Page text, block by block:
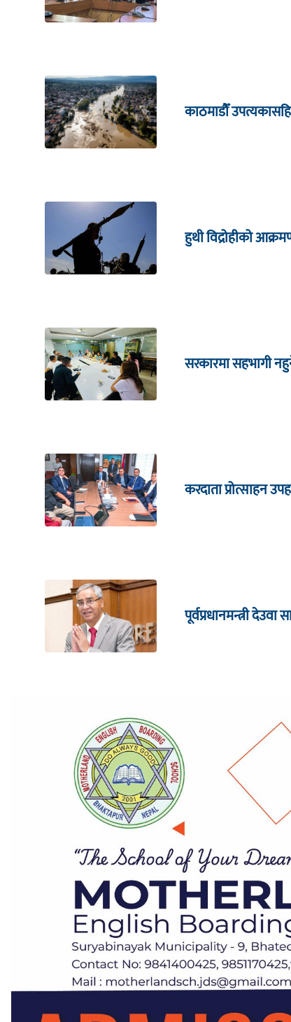
काठमाडौँ
हुथी विद्रोहीको
सरकारमा सहभागी
करदाता प्रोत्साहन
पूर्वप्रधानमन्त्री